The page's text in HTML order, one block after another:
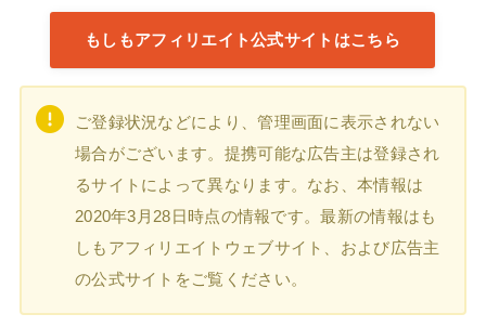
もしもアフィリエイト公式サイトはこちら
ご登録状況などにより、管理画面に表示されない
場合がございます。提携可能な広告主は登録され
るサイトによって異なります。なお、本情報は
2020年3月28日時点の情報です。最新の情報はも
しもアフィリエイトウェブサイト、および広告主
の公式サイトをご覧ください。